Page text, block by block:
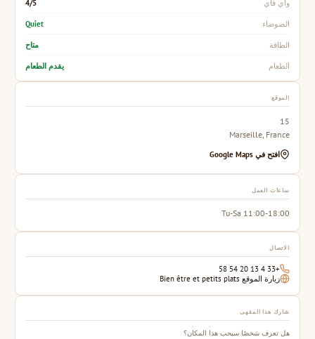
واي فاي 4/5
الضوضاء Quiet
الطاقة متاح
الطعام يقدم الطعام
الموقع
15
Marseille, France
افتح في Google Maps
ساعات العمل
Tu-Sa 11:00-18:00
الاتصال
+33 4 13 20 54 58
زيارة الموقع Bien être et petits plats
شارك هذا المقهى
هل تعرف شخصًا سيحب هذا المكان؟